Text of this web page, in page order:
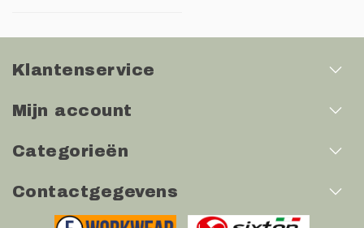
Klantenservice
Mijn account
Categorieën
Contactgegevens